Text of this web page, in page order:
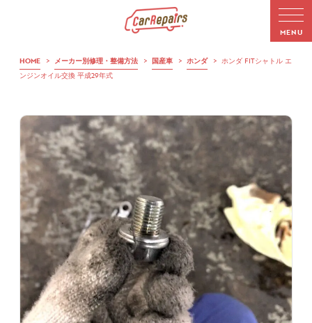
HOME > メーカー別修理・整備方法 > 国産車 > ホンダ > ホンダ FITシャトル エ
ンジンオイル交換 平成29年式